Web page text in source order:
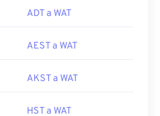
ADT a WAT
AEST a WAT
AKST a WAT
HST a WAT